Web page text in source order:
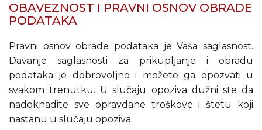
OBAVEZNOST I PRAVNI OSNOV OBRADE
PODATAKA
Pravni osnov obrade podataka je Vaša saglasnost.
Davanje saglasnosti za prikupljanje i obradu
podataka je dobrovoljno i možete ga opozvati u
svakom trenutku. U slučaju opoziva dužni ste da
nadoknadite sve opravdane troškove i štetu koji
nastanu u slučaju opoziva.